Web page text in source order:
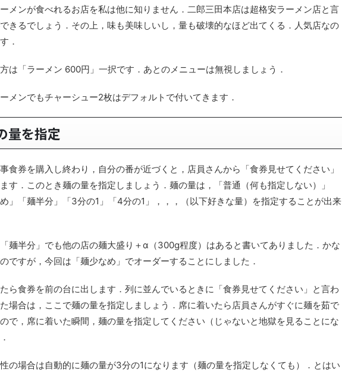
メンが食べれるお店を私は他に知りません．二郎三田本店は超格安ラーメン店と言
きるでしょう．その上，味も美味しいし，量も破壊的なほど出てくる．人気店なの
．
は「ラーメン 600円」一択です．あとのメニューは無視しましょう．
メンでもチャーシュー2枚はデフォルトで付いてきます．
量を指定
食券を購入し終わり，自分の番が近づくと，店員さんから「食券見せてください」
す．このとき麺の量を指定しましょう．麺の量は，「普通（何も指定しない）」
め」「麺半分」「3分の1」「4分の1」，，，（以下好きな量）を指定することが出来
麺半分」でも他の店の麺大盛り＋α（300g程度）はあると書いてありました．かな
ですが，今回は「麺少なめ」でオーダーすることにしました．
ら食券を前の台に出します．列に並んでいるときに「食券見せてください」と言わ
場合は，ここで麺の量を指定しましょう．席に着いたら店員さんがすぐに麺を茹で
で，席に着いた瞬間，麺の量を指定してください（じゃないと地獄を見ることにな
の場合は自動的に麺の量が3分の1になります（麺の量を指定しなくても）．とはい